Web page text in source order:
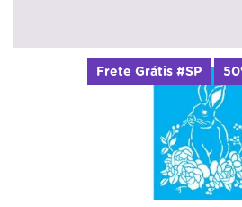
Frete Grátis #SP